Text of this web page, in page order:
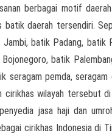
berbagai motif
batik daerah tersendiri.
batik Padang, batik
batik
seragam pemda,
cirikhas wilayah
jasa haji dan
cirikhas Indonesia di